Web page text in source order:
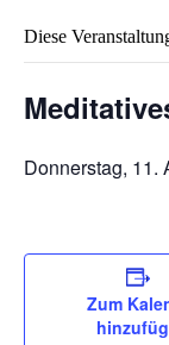
Diese
Donnerstag, 11.
Zum